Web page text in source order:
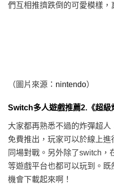
們互相推擠跌倒的可愛模樣，
（圖片來源： nintendo）
Switch多人遊戲推薦2.《超級
大家都再熟悉不過的炸彈超
免費推出，玩家可以於線上
同場對戰。另外除了switch
等遊戲平台也都可以玩到。
機會下載起來啊！